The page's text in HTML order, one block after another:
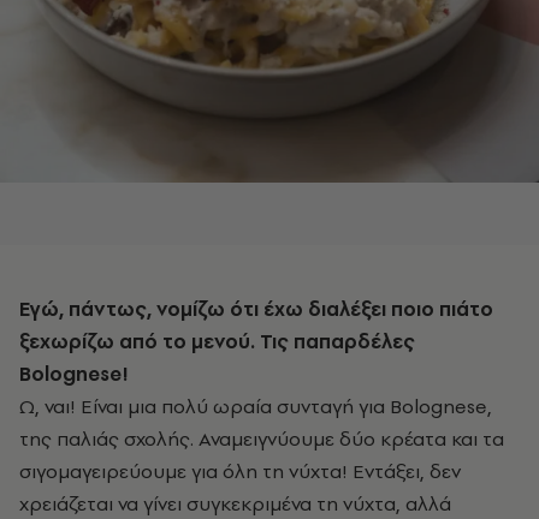
Εγώ, πάντως, νομίζω ότι έχω διαλέξει ποιο πιάτο
ξεχωρίζω από το μενού. Τις παπαρδέλες
Bolognese!
Ω, ναι! Είναι μια πολύ ωραία συνταγή για Bolognese,
της παλιάς σχολής. Αναμειγνύουμε δύο κρέατα και τα
σιγομαγειρεύουμε για όλη τη νύχτα! Εντάξει, δεν
χρειάζεται να γίνει συγκεκριμένα τη νύχτα, αλλά